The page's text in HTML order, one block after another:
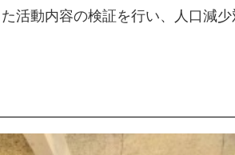
プライバ
活動内容の検証を行い、人口減